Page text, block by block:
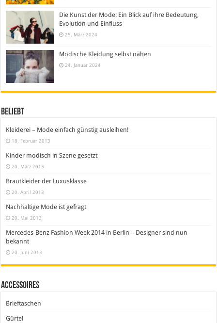
Die Kunst der Mode: Ein Blick auf ihre Bedeutung,
Evolution und Einfluss
25. März 2024
Modische Kleidung selbst nähen
24. Januar 2024
Beliebt
Kleiderei – Mode einfach günstig ausleihen!
18. Februar 2013
Kinder modisch in Szene gesetzt
20. März 2013
Brautkleider der Luxusklasse
20. April 2013
Nachhaltige Mode ist gefragt
20. Mai 2013
Mercedes-Benz Fashion Week 2014 in Berlin – Designer sind nun
bekannt
20. Juni 2013
Accessoires
Brieftaschen
Gürtel